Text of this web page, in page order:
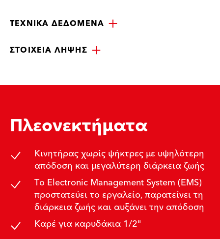
ΤΕΧΝΙΚΆ ΔΕΔΟΜΈΝΑ
ΣΤΟΙΧΕΊΑ ΛΉΨΗΣ
Πλεονεκτήματα
Κινητήρας χωρίς ψήκτρες με υψηλότερη
απόδοση και μεγαλύτερη διάρκεια ζωής
Το Electronic Management System (EMS)
προστατεύει το εργαλείο, παρατείνει τη
διάρκεια ζωής και αυξάνει την απόδοση
Καρέ για καρυδάκια 1/2"